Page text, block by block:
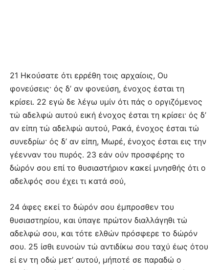
21 Ηκούσατε ότι ερρέθη τοις αρχαίοις, Ου
φονεύσεις· ός δ’ αν φονεύση, ένοχος έσται τη
κρίσει. 22 εγώ δε λέγω υμίν ότι πάς ο οργιζόμενος
τώ αδελφώ αυτού εική ένοχος έσται τη κρίσει· ός δ’
αν είπη τώ αδελφώ αυτού, Ρακά, ένοχος έσται τώ
συνεδρίω· ός δ’ αν είπη, Μωρέ, ένοχος έσται εις την
γέενναν του πυρός. 23 εάν ούν προσφέρης το
δώρόν σου επί το θυσιαστήριον κακεί μνησθής ότι ο
αδελφός σου έχει τι κατά σού,
24 άφες εκεί το δώρόν σου έμπροσθεν του
θυσιαστηρίου, και ύπαγε πρώτον διαλλάγηθι τώ
αδελφώ σου, και τότε ελθών πρόσφερε το δώρόν
σου. 25 ίσθι ευνοών τώ αντιδίκω σου ταχύ έως ότου
εί εν τη οδώ μετ’ αυτού, μήποτέ σε παραδώ ο